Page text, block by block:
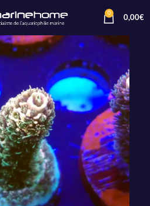
0
0,00€